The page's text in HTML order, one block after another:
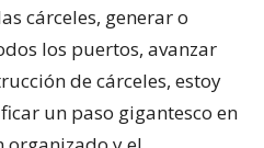
cárceles, generar o
los puertos, avanzar
de cárceles, estoy
un paso gigantesco en